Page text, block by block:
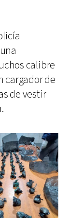
calibre
cargador de
de vestir